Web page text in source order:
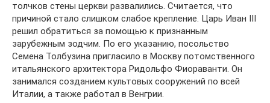
толчков стены церкви развалились. Считается, что
причиной стало слишком слабое крепление. Царь Иван III
решил обратиться за помощью к признанным
зарубежным зодчим. По его указанию, посольство
Семена Толбузина пригласило в Москву потомственного
итальянского архитектора Ридольфо Фиораванти. Он
занимался созданием культовых сооружений по всей
Италии, а также работал в Венгрии.